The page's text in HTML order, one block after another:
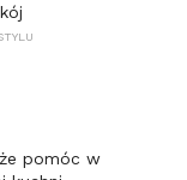
pomóc w